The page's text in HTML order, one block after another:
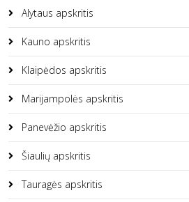
Alytaus apskritis
Kauno apskritis
Klaipėdos apskritis
Marijampolės apskritis
Panevėžio apskritis
Šiaulių apskritis
Tauragės apskritis